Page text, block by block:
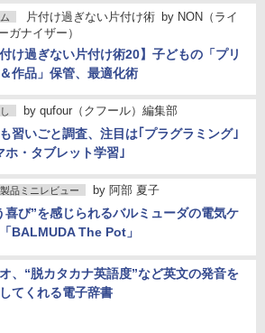
片付け過ぎない片付け術 by NON（ライ
ガナイザー）
付け過ぎない片付け術20】子どもの「プリ
作品」保管、最適化術
by qufour（クフール）編集部
習いごと調査、注目は｢プラグラミング｣
ホ・タブレット学習｣
品ミニレビュー by 阿部 夏子
喜び”を感じられるバルミューダの電気ケ
「BALMUDA The Pot」
、“脱カタカナ英語度”など英文の発音を
てくれる電子辞書